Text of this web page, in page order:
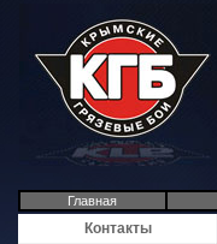
Главная
Контакты